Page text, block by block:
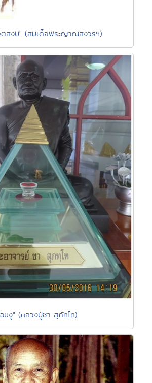
งบ" (สมเด็จพระญาณสังวรฯ)
นงู" (หลวงปู่ชา สุภัทโท)